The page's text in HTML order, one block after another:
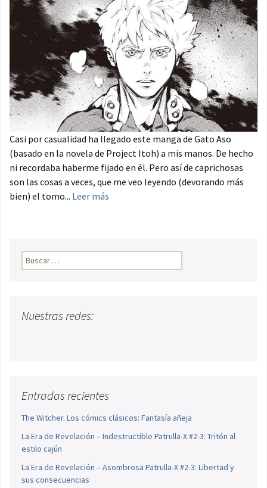
Casi por casualidad ha llegado este manga de Gato Aso
(basado en la novela de Project Itoh) a mis manos. De hecho
ni recordaba haberme fijado en él. Pero así de caprichosas
son las cosas a veces, que me veo leyendo (devorando más
bien) el tomo... Leer más
Buscar:
Nuestras redes:
Entradas recientes
The Witcher. Los cómics clásicos: Fantasía añeja
La Era de Revelación – Indestructible Patrulla-X #2-3: Tritón al
estilo cajún
La Era de Revelación – Asombrosa Patrulla-X #2-3: Libertad y
sus consecuencias